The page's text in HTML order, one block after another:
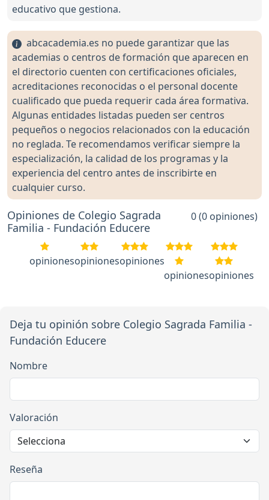
educativo que gestiona.
abcacademia.es no puede garantizar que las
academias o centros de formación que aparecen en
el directorio cuenten con certificaciones oficiales,
acreditaciones reconocidas o el personal docente
cualificado que pueda requerir cada área formativa.
Algunas entidades listadas pueden ser centros
pequeños o negocios relacionados con la educación
no reglada. Te recomendamos verificar siempre la
especialización, la calidad de los programas y la
experiencia del centro antes de inscribirte en
cualquier curso.
Opiniones de Colegio Sagrada
Familia - Fundación Educere
0 (0 opiniones)
opinionesopinionesopiniones
opinionesopiniones
Deja tu opinión sobre Colegio Sagrada Familia -
Fundación Educere
Nombre
Valoración
Reseña